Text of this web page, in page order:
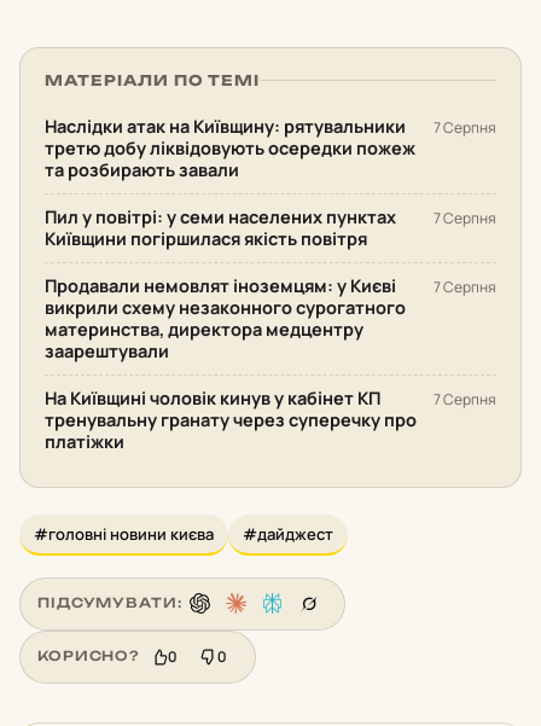
МАТЕРІАЛИ ПО ТЕМІ
Наслідки атак на Київщину: рятувальники
третю добу ліквідовують осередки пожеж
та розбирають завали
7 Серпня
Пил у повітрі: у семи населених пунктах
Київщини погіршилася якість повітря
7 Серпня
Продавали немовлят іноземцям: у Києві
викрили схему незаконного сурогатного
материнства, директора медцентру
заарештували
7 Серпня
На Київщині чоловік кинув у кабінет КП
тренувальну гранату через суперечку про
платіжки
7 Серпня
#головні новини києва #дайджест
ПІДСУМУВАТИ:
КОРИСНО? 0 0